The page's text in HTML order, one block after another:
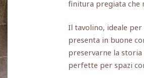
finitura pregiata che
Il tavolino, ideale per
presenta in buone
preservarne la storia
perfette per spazi